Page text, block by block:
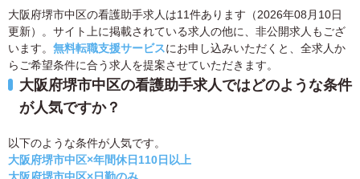
大阪府堺市中区の看護助手求人は11件あります（2026年08月10日
更新）。サイト上に掲載されている求人の他に、非公開求人もござ
います。 無料転職支援サービスにお申し込みいただくと、全求人か
らご希望条件に合う求人を提案させていただきます。
大阪府堺市中区の看護助手求人ではどのような条件
が人気ですか？
以下のような条件が人気です。
大阪府堺市中区×年間休日110日以上